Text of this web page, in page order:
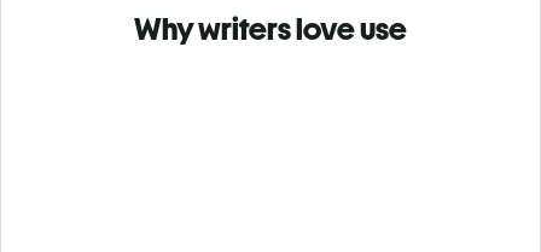
Why writers love use